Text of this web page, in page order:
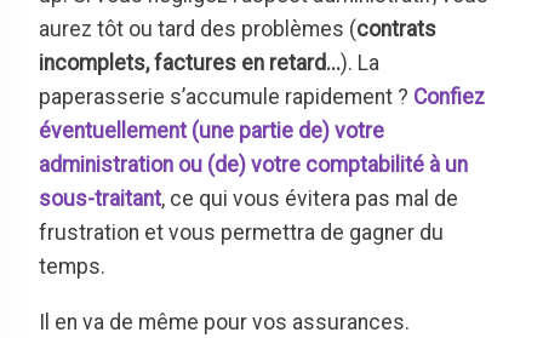
aurez tôt ou tard des problèmes (contrats
incomplets, factures en retard...). La
paperasserie s’accumule rapidement ? Confiez
éventuellement (une partie de) votre
administration ou (de) votre comptabilité à un
sous-traitant, ce qui vous évitera pas mal de
frustration et vous permettra de gagner du
temps.
Il en va de même pour vos assurances.